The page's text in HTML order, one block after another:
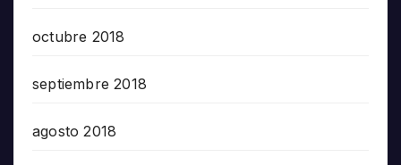
octubre 2018
septiembre 2018
agosto 2018